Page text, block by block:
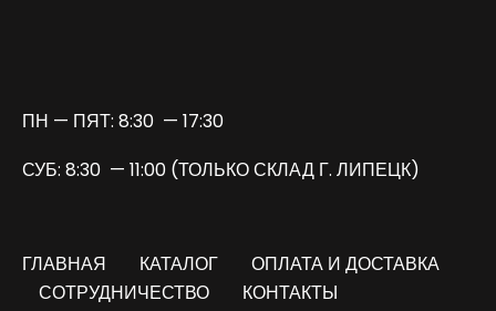
ПН — ПЯТ: 8:30 — 17:30
СУБ: 8:30 — 11:00 (ТОЛЬКО СКЛАД Г. ЛИПЕЦК)
ГЛАВНАЯ КАТАЛОГ
ОПЛАТА И ДОСТАВКА
СОТРУДНИЧЕСТВО
КОНТАКТЫ